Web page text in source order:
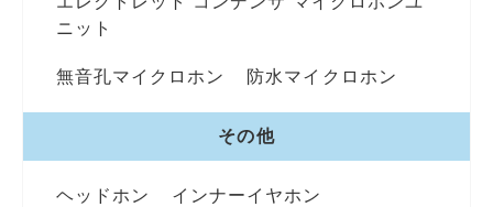
ニット
無音孔マイクロホン 防水マイクロホン
その他
ヘッドホン インナーイヤホン